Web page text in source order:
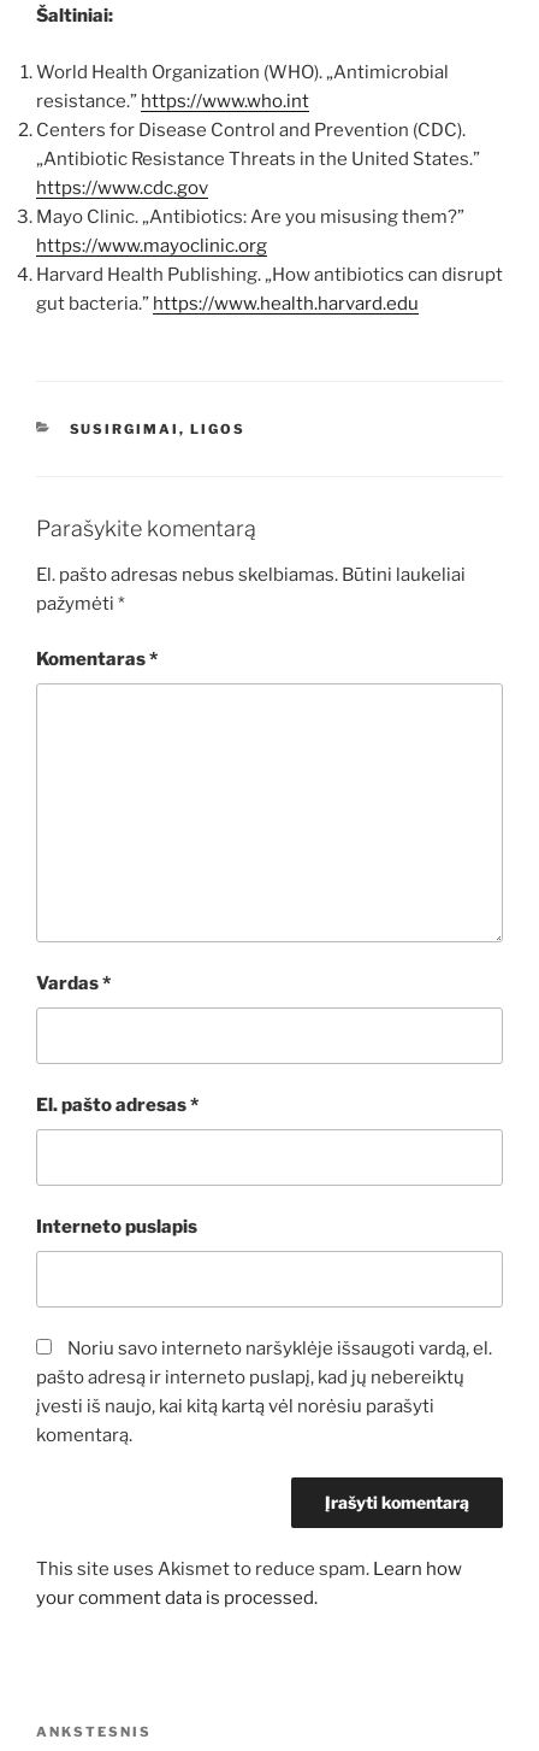
Šaltiniai:
World Health Organization (WHO). „Antimicrobial
resistance.” https://www.who.int
Centers for Disease Control and Prevention (CDC).
„Antibiotic Resistance Threats in the United States.”
https://www.cdc.gov
Mayo Clinic. „Antibiotics: Are you misusing them?”
https://www.mayoclinic.org
Harvard Health Publishing. „How antibiotics can disrupt
gut bacteria.” https://www.health.harvard.edu
KATEGORIJOS
SUSIRGIMAI, LIGOS
Parašykite komentarą
El. pašto adresas nebus skelbiamas. Būtini laukeliai
pažymėti *
Komentaras*
Vardas*
El. pašto adresas*
Interneto puslapis
Noriu savo interneto naršyklėje išsaugoti vardą, el.
pašto adresą ir interneto puslapį, kad jų nebereiktų
įvesti iš naujo, kai kitą kartą vėl norėsiu parašyti
komentarą.
This site uses Akismet to reduce spam. Learn how
your comment data is processed.
Navigacija
Ankstesnis
ANKSTESNIS